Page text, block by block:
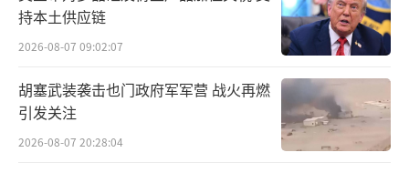
持本土供应链
2026-08-07 09:02:07
胡塞武装袭击也门政府军军营 战火再燃
引发关注
2026-08-07 20:28:04